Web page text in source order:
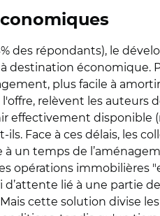
des répondants), le
destination économique.
plus facile à
relèvent les auteurs
effectivement disponible
Face à ces délais, les
un temps de
opérations immobilières
d’attente lié à une partie
cette solution divise